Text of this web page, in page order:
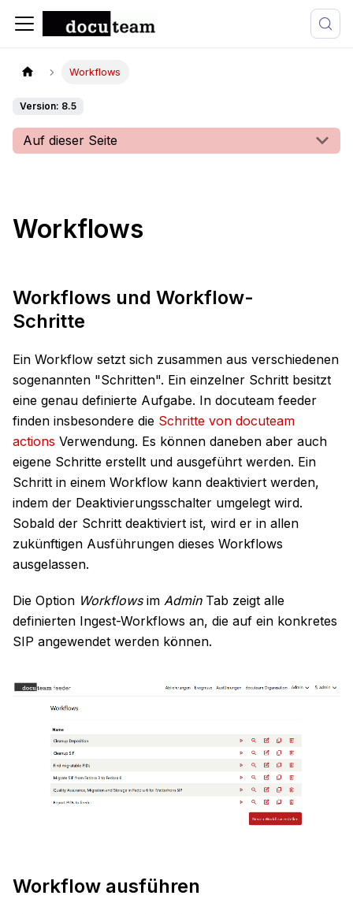
Workflows
Version: 8.5
Auf dieser Seite
Workflows
Workflows und Workflow-
Schritte
Ein Workflow setzt sich zusammen aus verschiedenen
sogenannten "Schritten". Ein einzelner Schritt besitzt
eine genau definierte Aufgabe. In docuteam feeder
finden insbesondere die Schritte von docuteam
actions Verwendung. Es können daneben aber auch
eigene Schritte erstellt und ausgeführt werden. Ein
Schritt in einem Workflow kann deaktiviert werden,
indem der Deaktivierungsschalter umgelegt wird.
Sobald der Schritt deaktiviert ist, wird er in allen
zukünftigen Ausführungen dieses Workflows
ausgelassen.
Die Option Workflowsim AdminTab zeigt alle
definierten Ingest-Workflows an, die auf ein konkretes
SIP angewendet werden können.
Workflow ausführen